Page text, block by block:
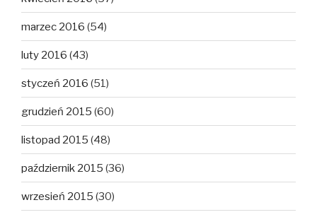
marzec 2016 (54)
luty 2016 (43)
styczeń 2016 (51)
grudzień 2015 (60)
listopad 2015 (48)
październik 2015 (36)
wrzesień 2015 (30)